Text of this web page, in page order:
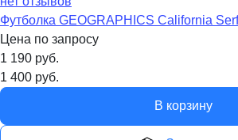
Футболка GEOGRAPHICS California
Цена по запросу
1 190 руб.
1 400 руб.
В корзину